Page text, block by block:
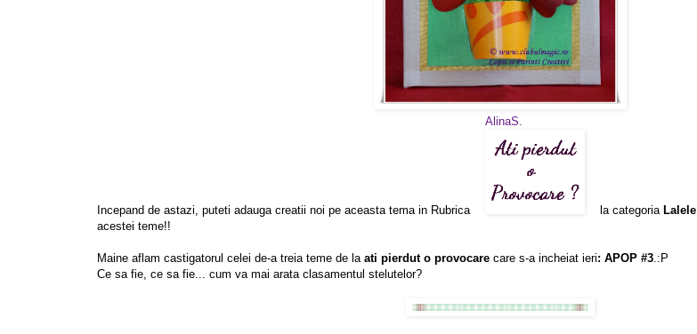
AlinaS.
Incepand de astazi, puteti adauga creatii noi pe aceasta tema in Rubrica la categoria Lalele
acestei teme!!
Maine aflam castigatorul celei de-a treia teme de la ati pierdut o provocare care s-a incheiat ieri: APOP #3.:P
Ce sa fie, ce sa fie... cum va mai arata clasamentul stelutelor?